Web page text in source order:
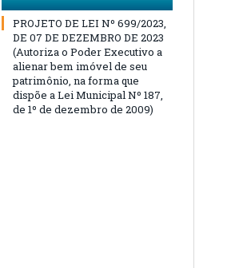
PROJETO DE LEI Nº 699/2023,
DE 07 DE DEZEMBRO DE 2023
(Autoriza o Poder Executivo a
alienar bem imóvel de seu
patrimônio, na forma que
dispõe a Lei Municipal Nº 187,
de 1º de dezembro de 2009)